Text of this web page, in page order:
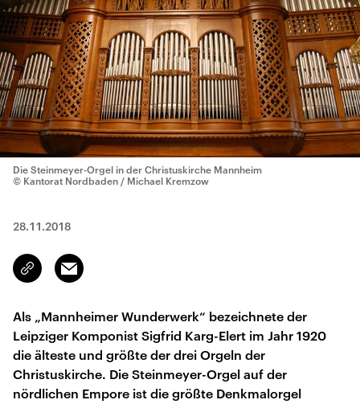
Die Steinmeyer-Orgel in der Christuskirche Mannheim
© Kantorat Nordbaden / Michael Kremzow
28.11.2018
Link
kopieren/teilen
Email
Als „Mannheimer Wunderwerk“ bezeichnete der
Leipziger Komponist Sigfrid Karg-Elert im Jahr 1920
die älteste und größte der drei Orgeln der
Christuskirche. Die Steinmeyer-Orgel auf der
nördlichen Empore ist die größte Denkmalorgel